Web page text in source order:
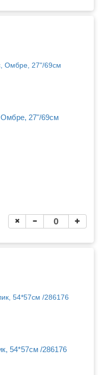
27"/69см
54*57см /286176